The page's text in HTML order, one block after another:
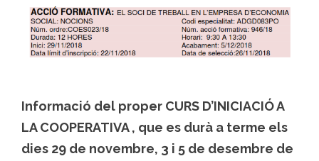
Informació del proper CURS D’INICIACIÓ A
LA COOPERATIVA , que es durà a terme els
dies 29 de novembre, 3 i 5 de desembre de